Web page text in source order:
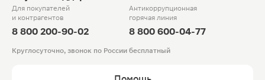
Для покупателей
и контрагентов
8 800 200-90-02
Антикоррупционная
горячая линия
8 800 600-04-77
Круглосуточно, звонок по России бесплатный